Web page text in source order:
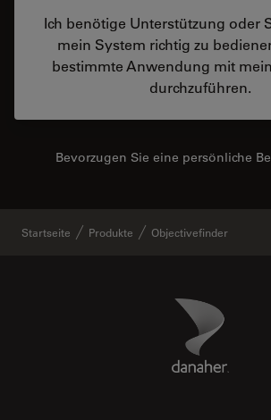
Ich benötige Unterstützung oder
mein System richtig zu
bestimmte Anwendung mit
durchzuführen.
Bevorzugen Sie eine persönliche
Startseite Produkte Objectivefinder
Danaher Logo